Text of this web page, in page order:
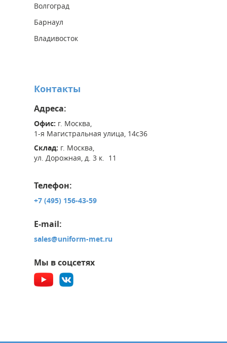
Волгоград
Барнаул
Владивосток
Контакты
Адреса:
Офис: г. Москва,
1-я Магистральная улица, 14с36
Склад: г. Москва,
ул. Дорожная, д. 3 к. 11
Телефон:
+7 (495) 156-43-59
E-mail:
sales@uniform-met.ru
Мы в соцсетях